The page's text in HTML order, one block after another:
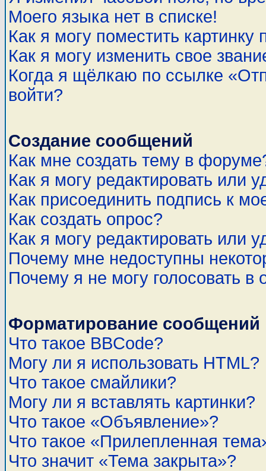
Моего языка нет в списке!
Как я могу поместить
Как я могу изменить свое
Когда я щёлкаю по ссылке
войти?
Создание сообщений
Как мне создать тему в
Как я могу редактировать или
Как присоединить подпись к
Как создать опрос?
Как я могу редактировать или
Почему мне недоступны
Почему я не могу голосовать в
Форматирование
Что такое BBCode?
Могу ли я использовать HTML?
Что такое смайлики?
Могу ли я вставлять картинки?
Что такое «Объявление»?
Что такое «Прилепленная
Что значит «Тема закрыта»?